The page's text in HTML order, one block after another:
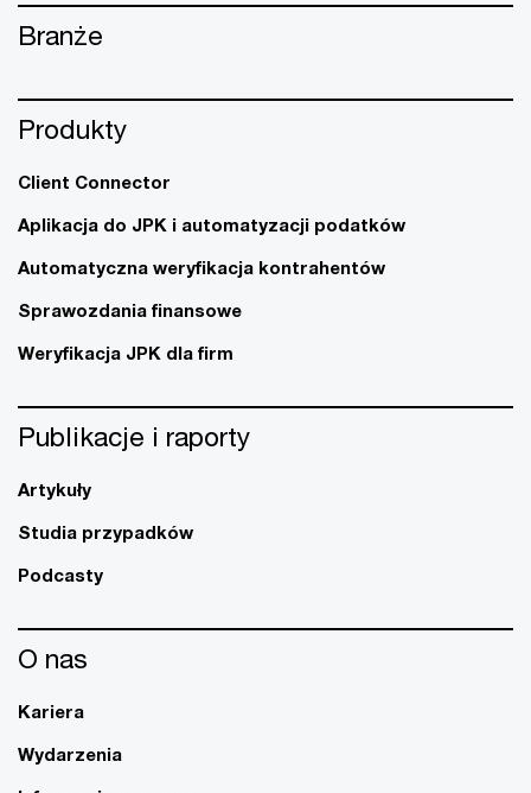
Branże
Produkty
Client Connector
Aplikacja do JPK i automatyzacji podatków
Automatyczna weryfikacja kontrahentów
Sprawozdania finansowe
Weryfikacja JPK dla firm
Publikacje i raporty
Artykuły
Studia przypadków
Podcasty
O nas
Kariera
Wydarzenia